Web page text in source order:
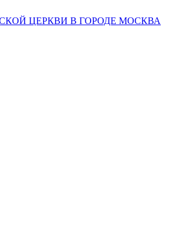
ЦЕРКВИ В ГОРОДЕ МОСКВА